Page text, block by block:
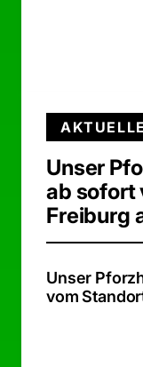
Unser
ab sofort
Freiburg
Unser
vom